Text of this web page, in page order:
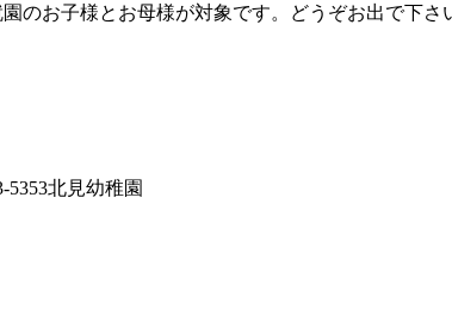
お子様とお母様が対象です。どうぞお出で下さ
北見幼稚園